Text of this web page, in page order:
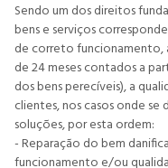
Sendo um dos direitos
bens e serviços
de correto funcionamento,
de 24 meses contados a
dos bens perecíveis), a
clientes, nos casos onde
soluções, por esta ordem:
- Reparação do bem
funcionamento e/ou